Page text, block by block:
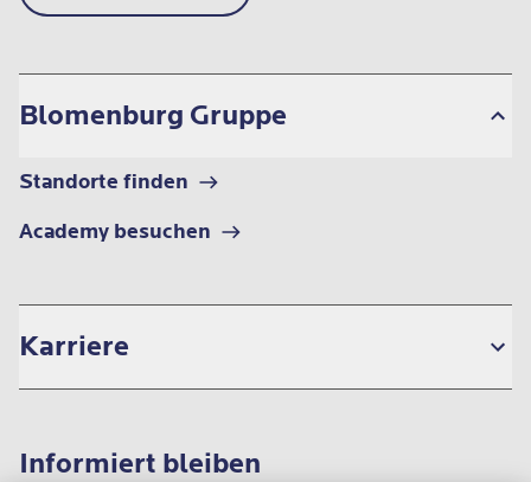
Blomenburg Gruppe
Standorte finden
Academy besuchen
Karriere
Informiert bleiben